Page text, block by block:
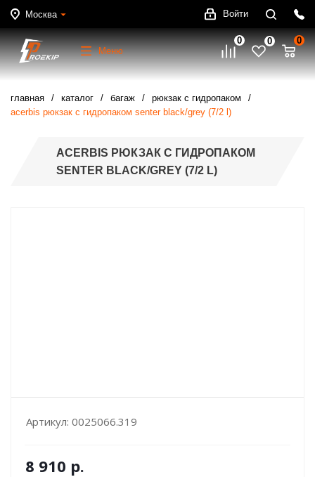
Москва Войти
Меню
0 0 0
главная каталог багаж
рюкзак с гидропаком
acerbis рюкзак с гидропаком senter black/grey (7/2 l)
ACERBIS РЮКЗАК С ГИДРОПАКОМ
SENTER BLACK/GREY (7/2 L)
Артикул: 0025066.319
8 910 р.